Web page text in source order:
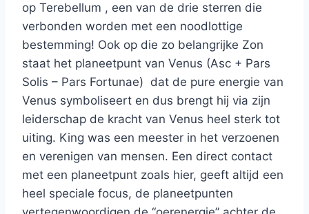
op Terebellum , een van de drie sterren die
verbonden worden met een noodlottige
bestemming! Ook op die zo belangrijke Zon
staat het planeetpunt van Venus (Asc + Pars
Solis – Pars Fortunae) dat de pure energie van
Venus symboliseert en dus brengt hij via zijn
leiderschap de kracht van Venus heel sterk tot
uiting. King was een meester in het verzoenen
en verenigen van mensen. Een direct contact
met een planeetpunt zoals hier, geeft altijd een
heel speciale focus, de planeetpunten